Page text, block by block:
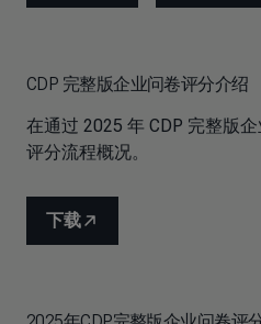
CDP 完整版企业问卷评分介绍
在通过 2025 年 CDP 完整版
评分流程概况。
下载